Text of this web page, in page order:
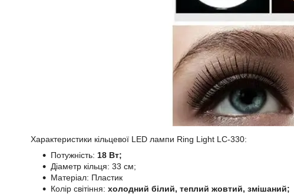
Характеристики кільцевої LED лампи Ring Light LC-330:
Потужність: 18 Вт;
Діаметр кільця: 33 см;
Матеріал: Пластик
Колір світіння: холодний білий, теплий жовтий, змішаний;